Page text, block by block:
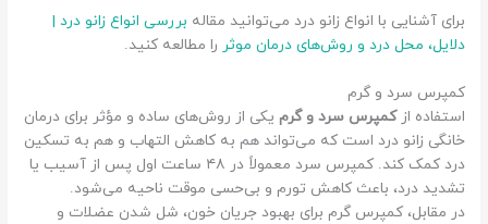
برای آشنایی با انواع زانو درد می‌توانید مقاله بررسی انواع زانو درد |
دلایل، محل درد و روش‌های درمان موثر را مطالعه کنید.
کمپرس سرد و گرم
استفاده ازکمپرس سرد و گرم یکی از روش‌های ساده و مؤثر برای درمان
خانگی زانو درد است که می‌تواند هم به کاهش التهاب و هم به تسکین
درد کمک کند. کمپرس سرد معمولاً در ۴۸ ساعت اول پس از آسیب یا
تشدید درد، باعث کاهش تورم و بی‌حسی موقت ناحیه می‌شود.
در مقابل، کمپرس گرم برای بهبود جریان خون، شل شدن عضلات و